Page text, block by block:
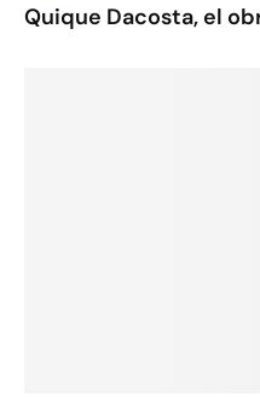
Quique Dacosta, el